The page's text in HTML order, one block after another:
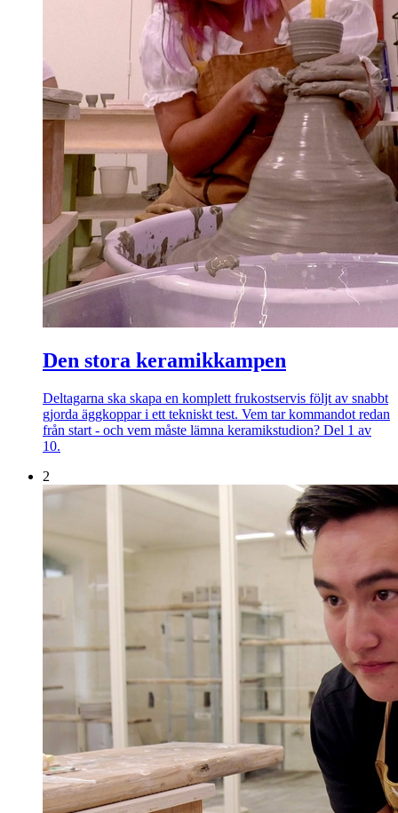
Den stora keramikkampen
Deltagarna ska skapa en komplett frukostservis följt av snabbt
gjorda äggkoppar i ett tekniskt test. Vem tar kommandot redan
från start - och vem måste lämna keramikstudion? Del 1 av
10.
2